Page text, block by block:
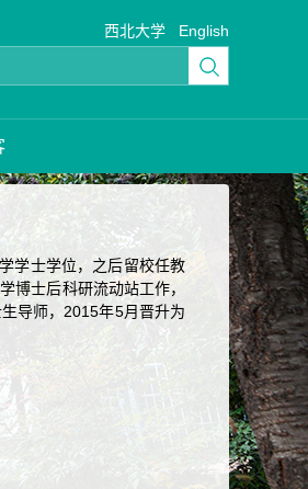
西北大学 English
学士学位，之后留校任教
博士后科研流动站工作，
导师，2015年5月晋升为